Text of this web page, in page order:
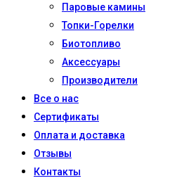
Паровые камины
Топки-Горелки
Биотопливо
Аксессуары
Производители
Все о нас
Сертификаты
Оплата и доставка
Отзывы
Контакты